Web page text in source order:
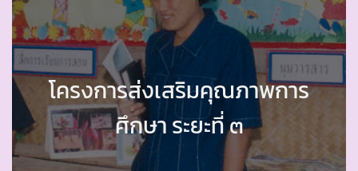
โครงการส่งเสริมคุณภาพการ
ศึกษา ระยะที่ ๓